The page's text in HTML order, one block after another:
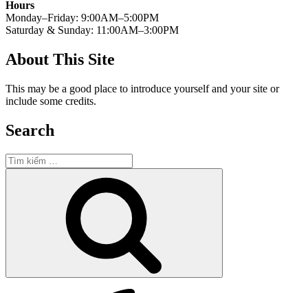
Hours
Monday–Friday: 9:00AM–5:00PM
Saturday & Sunday: 11:00AM–3:00PM
About This Site
This may be a good place to introduce yourself and your site or
include some credits.
Search
Tìm
kiếm: